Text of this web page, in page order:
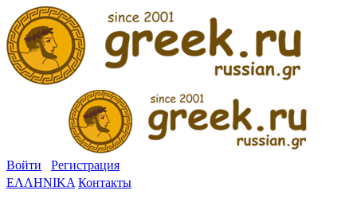
Войти
Регистрация
ΕΛΛΗΝΙΚΑ Контакты